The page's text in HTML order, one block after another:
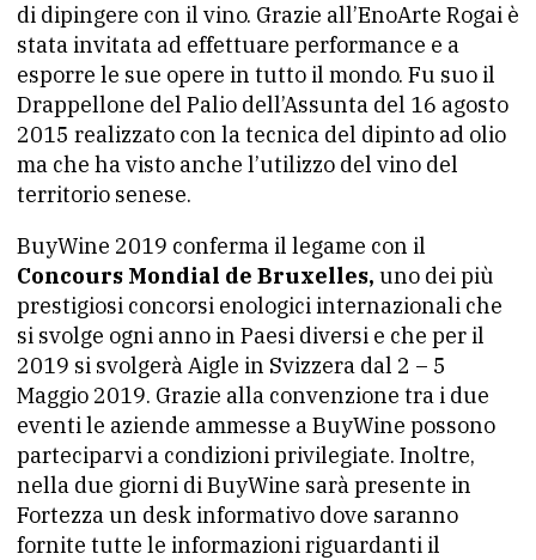
di dipingere con il vino. Grazie all’EnoArte Rogai è
stata invitata ad effettuare performance e a
esporre le sue opere in tutto il mondo. Fu suo il
Drappellone del Palio dell’Assunta del 16 agosto
2015 realizzato con la tecnica del dipinto ad olio
ma che ha visto anche l’utilizzo del vino del
territorio senese.
BuyWine 2019 conferma il legame con il
Concours Mondial de Bruxelles, uno dei più
prestigiosi concorsi enologici internazionali che
si svolge ogni anno in Paesi diversi e che per il
2019 si svolgerà Aigle in Svizzera dal 2 – 5
Maggio 2019. Grazie alla convenzione tra i due
eventi le aziende ammesse a BuyWine possono
parteciparvi a condizioni privilegiate. Inoltre,
nella due giorni di BuyWine sarà presente in
Fortezza un desk informativo dove saranno
fornite tutte le informazioni riguardanti il